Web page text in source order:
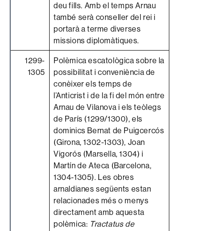
deu fills. Amb el temps Arnau
també serà conseller del rei i
portarà a terme diverses
missions diplomàtiques.
1299-
1305
Polèmica escatològica sobre la
possibilitat i conveniència de
conèixer els temps de
l’Anticrist i de la fi del món entre
Arnau de Vilanova i els teòlegs
de París (1299/1300), els
dominics Bernat de Puigcercós
(Girona, 1302-1303), Joan
Vigorós (Marsella, 1304) i
Martín de Ateca (Barcelona,
1304-1305). Les obres
arnaldianes següents estan
relacionades més o menys
directament amb aquesta
polèmica: Tractatus de